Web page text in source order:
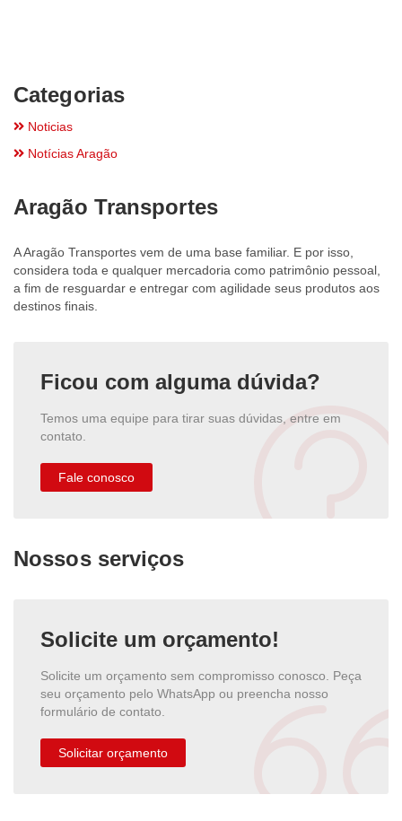
Categorias
Noticias
Notícias Aragão
Aragão Transportes
A Aragão Transportes vem de uma base familiar. E por isso,
considera toda e qualquer mercadoria como patrimônio pessoal,
a fim de resguardar e entregar com agilidade seus produtos aos
destinos finais.
Ficou com alguma dúvida?
Temos uma equipe para tirar suas dúvidas, entre em
contato.
Fale conosco
Nossos serviços
Solicite um orçamento!
Solicite um orçamento sem compromisso conosco. Peça
seu orçamento pelo WhatsApp ou preencha nosso
formulário de contato.
Solicitar orçamento